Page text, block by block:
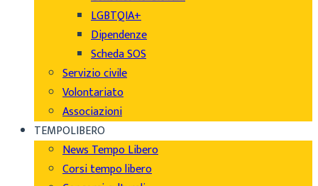
LGBTQIA+
Dipendenze
Scheda SOS
Servizio civile
Volontariato
Associazioni
TEMPOLIBERO
News Tempo Libero
Corsi tempo libero